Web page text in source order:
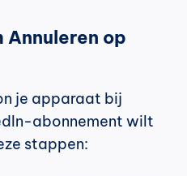
Annuleren op
je apparaat bij
abonnement wilt
stappen: